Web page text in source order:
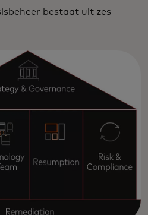
bestaat uit zes